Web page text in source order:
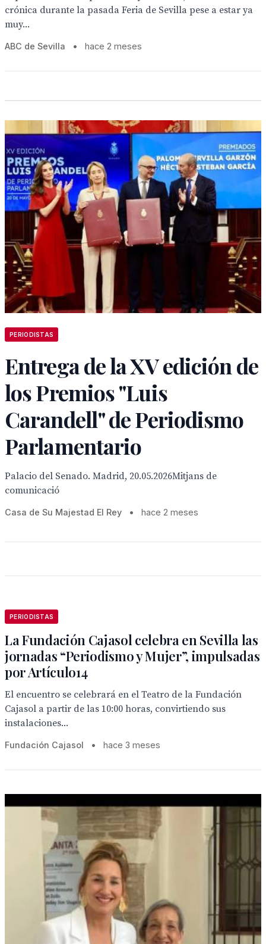
crónica durante la pasada Feria de Sevilla pese a estar ya
muy...
ABC de Sevilla • hace 2 meses
PERIODISTAS
Entrega de la XV edición de
los Premios "Luis
Carandell" de Periodismo
Parlamentario
Palacio del Senado. Madrid, 20.05.2026Mitjans de
comunicació
Casa de Su Majestad El Rey • hace 2 meses
PERIODISTAS
La Fundación Cajasol celebra en Sevilla las
jornadas “Periodismo y Mujer”, impulsadas
por Artículo14
El encuentro se celebrará en el Teatro de la Fundación
Cajasol a partir de las 10:00 horas, convirtiendo sus
instalaciones...
Fundación Cajasol • hace 3 meses